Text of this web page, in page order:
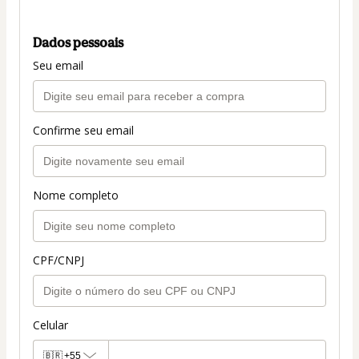
Dados pessoais
Seu email
Confirme seu email
Nome completo
CPF/CNPJ
Celular
🇧🇷+55